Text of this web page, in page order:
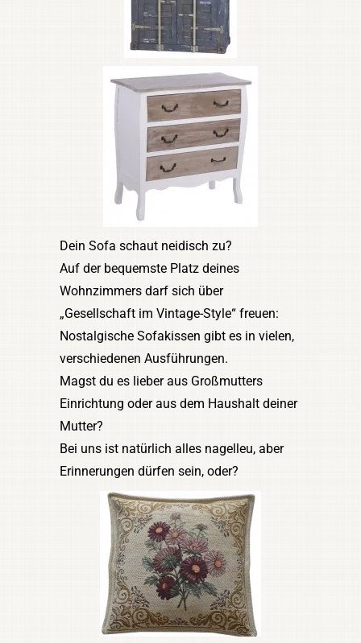
Dein Sofa schaut neidisch zu?
Auf der bequemste Platz deines
Wohnzimmers darf sich über
„Gesellschaft im Vintage-Style“ freuen:
Nostalgische Sofakissen gibt es in vielen,
verschiedenen Ausführungen.
Magst du es lieber aus Großmutters
Einrichtung oder aus dem Haushalt deiner
Mutter?
Bei uns ist natürlich alles nagelleu, aber
Erinnerungen dürfen sein, oder?